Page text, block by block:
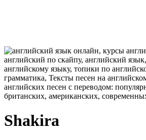
Shakira